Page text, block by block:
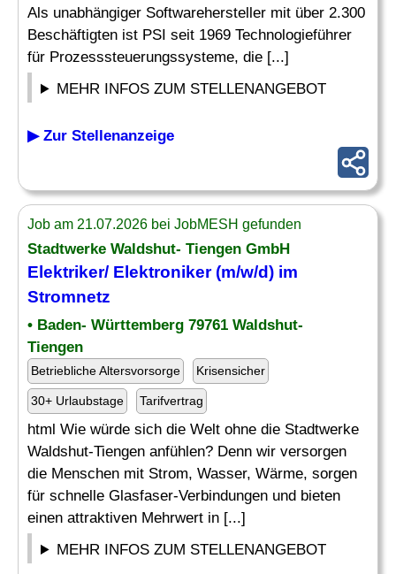
Als unabhängiger Softwarehersteller mit über 2.300
Beschäftigten ist PSI seit 1969 Technologieführer
für Prozesssteuerungssysteme, die [...]
MEHR INFOS ZUM STELLENANGEBOT
▶ Zur Stellenanzeige
Job am 21.07.2026 bei JobMESH gefunden
Stadtwerke Waldshut- Tiengen GmbH
Elektriker/ Elektroniker (m/w/d) im
Stromnetz
• Baden- Württemberg 79761 Waldshut-
Tiengen
Betriebliche Altersvorsorge Krisensicher
30+ Urlaubstage Tarifvertrag
html Wie würde sich die Welt ohne die Stadtwerke
Waldshut-Tiengen anfühlen? Denn wir versorgen
die Menschen mit Strom, Wasser, Wärme, sorgen
für schnelle Glasfaser-Verbindungen und bieten
einen attraktiven Mehrwert in [...]
MEHR INFOS ZUM STELLENANGEBOT